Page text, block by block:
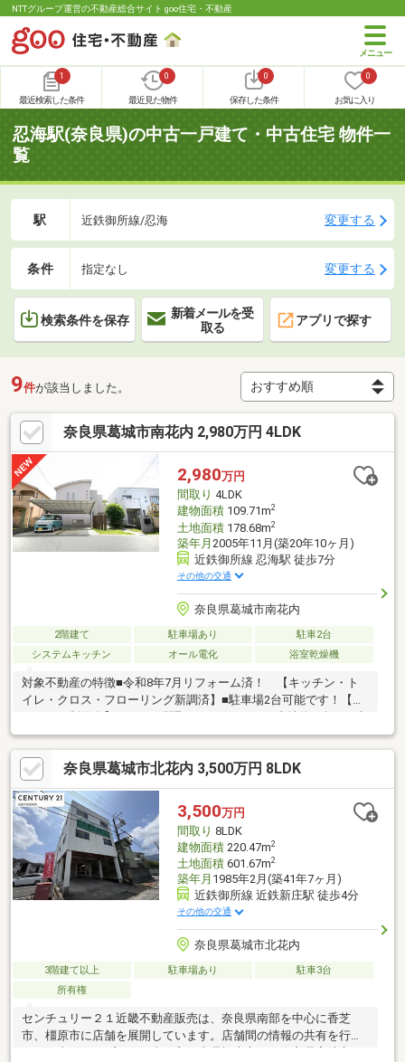
NTTグループ運営の不動産総合サイト goo住宅・不動産
1
最近検索した条件
0
最近見た物件
0
保存した条件
0
お気に入り
忍海駅(奈良県)の中古一戸建て・中古住宅 物件一
覧
駅 近鉄御所線/忍海 変更する
条件 指定なし 変更する
検索条件を保存
新着メールを受
取る
アプリで探す
9件が該当しました。
奈良県葛城市南花内 2,980万円 4LDK
2,980万円
間取り 4LDK
建物面積109.71m2
土地面積178.68m2
築年月 2005年11月(築20年10ヶ月)
近鉄御所線 忍海駅 徒歩7分
その他の交通
奈良県葛城市南花内
2階建て 駐車場あり
駐車2台
システムキッチン
オール電化 浴室乾燥機
対象不動産の特徴■令和8年7月リフォーム済！ 【キッチン・ト
イレ・クロス・フローリング新調済】■駐車場2台可能です！【車
物延床面積：109.71㎡■前面道路6ｍ！■西向き道路■オール電化住
宅！■ファッションセンターしまむら新庄店まで徒歩約5分！■
ラ・ムー葛城忍海店まで徒歩約6分！■セブンイレブン葛城南花内
まで徒歩約6分！■ドラックストアコスモス南花内店まで徒歩約7
分！■オークワ葛城忍海店まで徒歩約8分！■ファミリーマート葛
城忍海店まで徒歩約8分！■近鉄御所線「御所」駅まで徒歩約7
分！
奈良県葛城市北花内 3,500万円 8LDK
3,500万円
間取り 8LDK
建物面積220.47m2
土地面積601.67m2
築年月 1985年2月(築41年7ヶ月)
近鉄御所線 近鉄新庄駅 徒歩4分
その他の交通
奈良県葛城市北花内
3階建て以上 駐車場あり
駐車3台
所有権
センチュリー２１近畿不動産販売は、奈良県南部を中心に香芝
市、橿原市に店舗を展開しています。店舗間の情報の共有を行っ